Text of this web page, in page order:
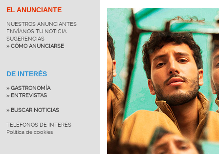
EL ANUNCIANTE
NUESTROS ANUNCIANTES
ENVÍANOS TU NOTICIA
SUGERENCIAS
» CÓMO ANUNCIARSE
DE INTERÉS
» GASTRONOMÍA
» ENTREVISTAS
» BUSCAR NOTICIAS
TELÉFONOS DE INTERÉS
Política de cookies